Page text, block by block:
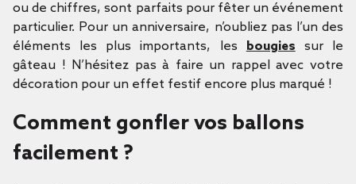
ou de chiffres, sont parfaits pour fêter un événement
particulier. Pour un anniversaire, n’oubliez pas l’un des
éléments les plus importants, les bougies sur le
gâteau ! N’hésitez pas à faire un rappel avec votre
décoration pour un effet festif encore plus marqué !
Comment gonfler vos ballons
facilement ?